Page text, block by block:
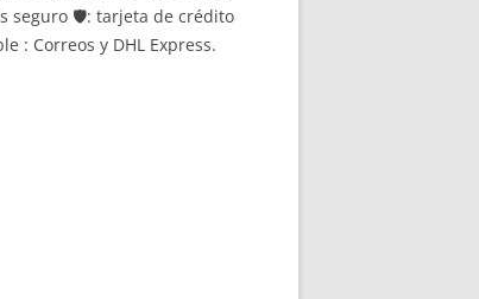
seguro 🛡: tarjeta de crédito
: Correos y DHL Express.